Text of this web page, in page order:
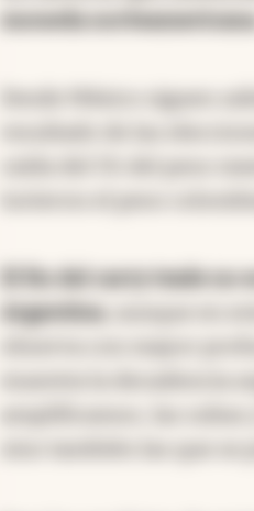
moneda norteamericana.
Desde México siguen
El fin del carry trade no
Argentina